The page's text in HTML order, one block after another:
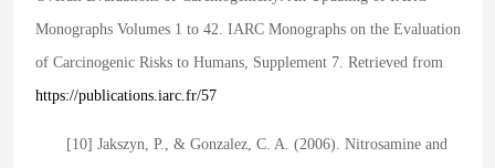
Monographs Volumes 1 to 42. IARC Monographs on the Evaluation
of Carcinogenic Risks to Humans, Supplement 7. Retrieved from
https://publications.iarc.fr/57
[10] Jakszyn, P., & Gonzalez, C. A. (2006). Nitrosamine and